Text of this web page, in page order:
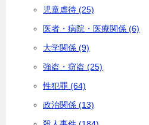
児童虐待 (25)
医者・病院・医療関係 (6)
大学関係 (9)
強盗・窃盗 (25)
性犯罪 (64)
政治関係 (13)